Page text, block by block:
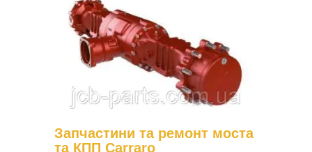
Запчастини та ремонт моста
та КПП Carraro